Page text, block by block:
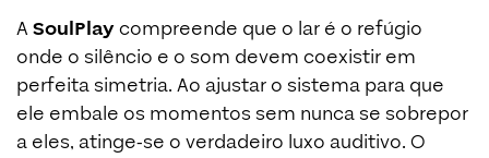
A SoulPlaycompreende que o lar é o refúgio
onde o silêncio e o som devem coexistir em
perfeita simetria. Ao ajustar o sistema para que
ele embale os momentos sem nunca se sobrepor
a eles, atinge-se o verdadeiro luxo auditivo. O